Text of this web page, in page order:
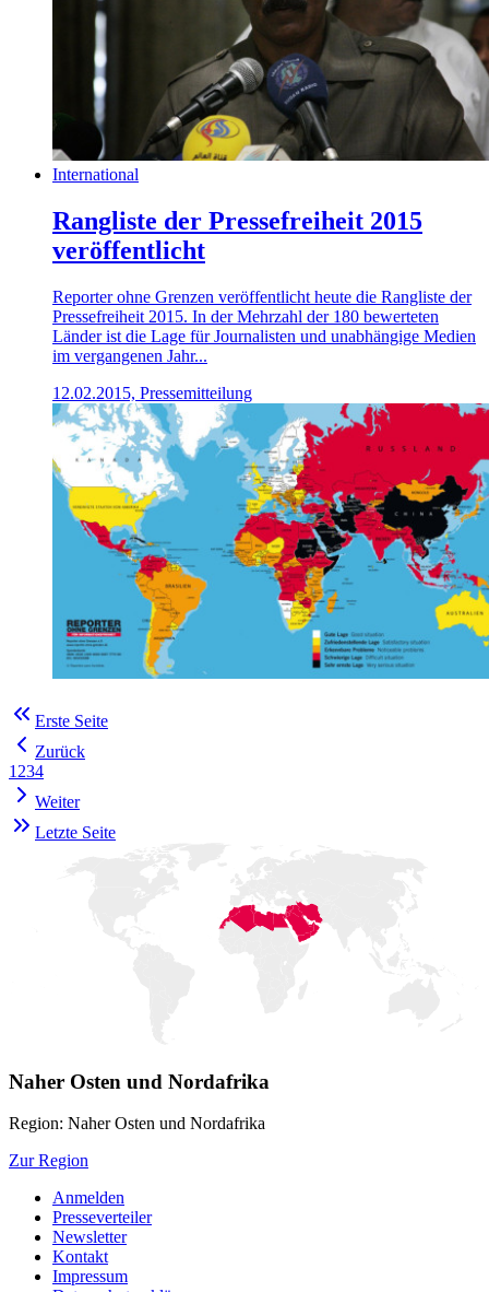
International
Rangliste der Pressefreiheit 2015
veröffentlicht
Reporter ohne Grenzen veröffentlicht heute die Rangliste der
Pressefreiheit 2015. In der Mehrzahl der 180 bewerteten
Länder ist die Lage für Journalisten und unabhängige Medien
im vergangenen Jahr...
12.02.2015, Pressemitteilung
Erste Seite
Zurück
1 234
Weiter
Letzte Seite
Naher Osten und Nordafrika
Region: Naher Osten und Nordafrika
Zur Region
Anmelden
Presseverteiler
Newsletter
Kontakt
Impressum